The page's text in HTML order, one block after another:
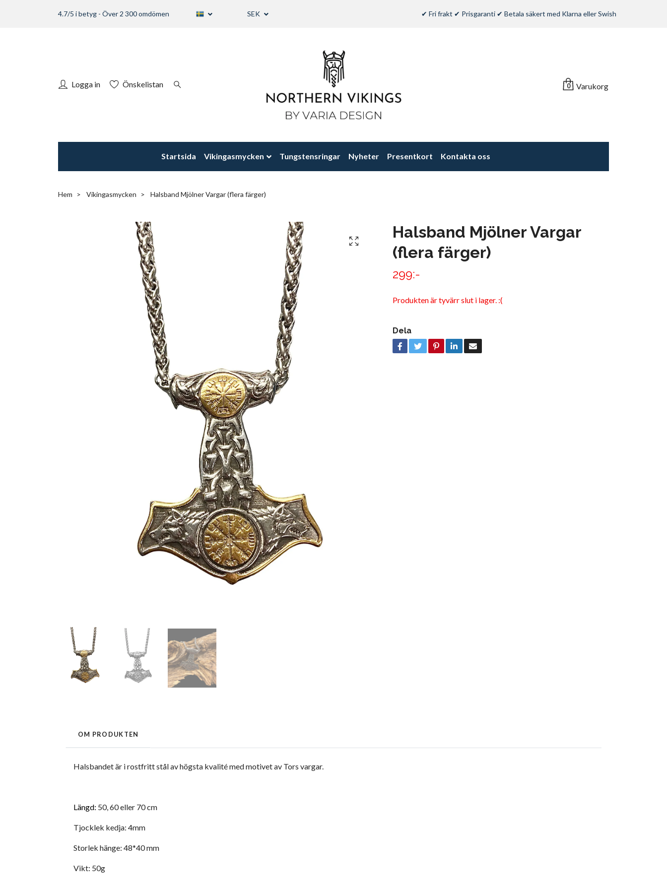
4.7/5 i betyg - Över 2 300 omdömen SEK ✔ Fri frakt ✔ Prisgaranti ✔ Betala säkert med Klarna eller Swish
Logga in Önskelistan 0 Varukorg
Startsida Vikingasmycken Tungstensringar Nyheter Presentkort Kontakta oss
Hem Vikingasmycken Halsband Mjölner Vargar (flera färger)
Halsband Mjölner Vargar
(flera färger)
299:-
Produkten är tyvärr slut i lager. :(
Dela
OM PRODUKTEN
Halsbandet är i rostfritt stål av högsta kvalité med motivet av Tors vargar.
Längd: 50, 60 eller 70 cm
Tjocklek kedja: 4mm
Storlek hänge: 48*40 mm
Vikt: 50g